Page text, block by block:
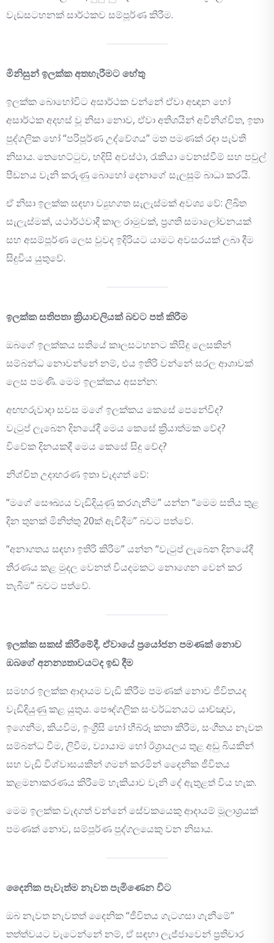
වැඩසටහනක් සාර්ථකව සම්පූර්ණ කිරීම.
මිනිසුන් ඉලක්ක අතහැරීමට හේතු
ඉලක්ක බොහෝවිට අසාර්ථක වන්නේ ඒවා අඥාන හෝ
අසාර්ථක අදහස් වූ නිසා නොව, ඒවා අතිශයින් අවිනිශ්චිත, ඉතා
පුද්ගලික හෝ “පරිපූර්ණ උද්වේගය” මත පමණක් රඳා පැවති
නිසාය. තෙහෙට්ටුව, හදිසි අවස්ථා, රැකියා වෙනස්වීම් සහ පවුල්
පීඩනය වැනි කරුණු බොහෝ දෙනාගේ සැලසුම් බාධා කරයි.
ඒ නිසා ඉලක්ක සඳහා ව්‍යුහගත සැලැස්මක් අවශ්‍ය වේ: ලිඛිත
සැලැස්මක්, යථාර්ථවාදී කාල රාමුවක්, ප්‍රගති සමාලෝචනයක්
සහ අසම්පූර්ණ ලෙස වුවද ඉදිරියට යාමට අවසරයක් ලබා දීම
සිදුවිය යුතුවේ.
ඉලක්ක සතිපතා ක්‍රියාවලියක් බවට පත් කිරීම
ඔබගේ ඉලක්කය සතියේ කාලසටහනට කිසිදු ලෙසකින්
සම්බන්ධ නොවන්නේ නම්, එය ඉතිරි වන්නේ සරල ආශාවක්
ලෙස පමණි. මෙම ඉලක්කය අසන්න:
අඟහරුවාදා සවස මගේ ඉලක්කය කෙසේ පෙනේවිද?
වැටුප් ලැබෙන දිනයේදී මෙය කෙසේ ක්‍රියාත්මක වේද?
විවේක දිනයකදී මෙය කෙසේ සිදු වේද?
නිශ්චිත උදාහරණ ඉතා වැදගත් වේ:
“මගේ සෞඛ්‍යය වැඩිදියුණු කරගැනීම” යන්න “මෙම සතිය තුළ
දින තුනක් මිනිත්තු 20ක් ඇවිදීම” බවට පත්වේ.
“අනාගතය සඳහා ඉතිරි කිරීම” යන්න “වැටුප් ලැබෙන දිනයේදී
තීරණය කළ මුදල වෙනත් වියදමකට නොගෙන වෙන් කර
තැබීම” බවට පත්වේ.
ඉලක්ක සකස් කිරීමේදී, ඒවායේ ප්‍රයෝජන පමණක් නොව
ඔබගේ අනන්‍යතාවයටද ඉඩ දීම
සමහර ඉලක්ක ආදායම වැඩි කිරීම පමණක් නොව ජීවිතයද
වැඩිදියුණු කළ යුතුය. පෞද්ගලික සංවර්ධනයට යාච්ඤාව,
ඉගෙනීම, කියවීම, ඉංග්‍රීසි හෝ හීබ්රූ කතා කිරීම, සංගීතය නැවත
සම්බන්ධ වීම, ලිවීම, ව්‍යායාම හෝ ඊශ්‍රායලය තුළ අඩු බියකින්
සහ වැඩි විශ්වාසයකින් ගමන් කරමින් දෛනික ජීවිතය
කළමනාකරණය කිරීමේ හැකියාව වැනි දේ ඇතුළත් විය හැක.
මෙම ඉලක්ක වැදගත් වන්නේ සේවකයෙකු ආදායම් මූලාශ්‍රයක්
පමණක් නොව, සම්පූර්ණ පුද්ගලයෙකු වන නිසාය.
දෛනික පැවැත්ම නැවත පැමිණෙන විට
ඔබ නැවත නැවතත් දෛනික “ජීවිතය ගැටගසා ගැනීමේ”
තත්ත්වයට වැටෙන්නේ නම්, ඒ සඳහා ලැජ්ජාවෙන් ප්‍රතිචාර